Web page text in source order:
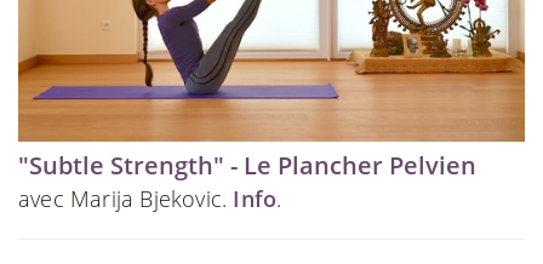
"Subtle Strength" - Le Plancher Pelvien
avec Marija Bjekovic. Info.